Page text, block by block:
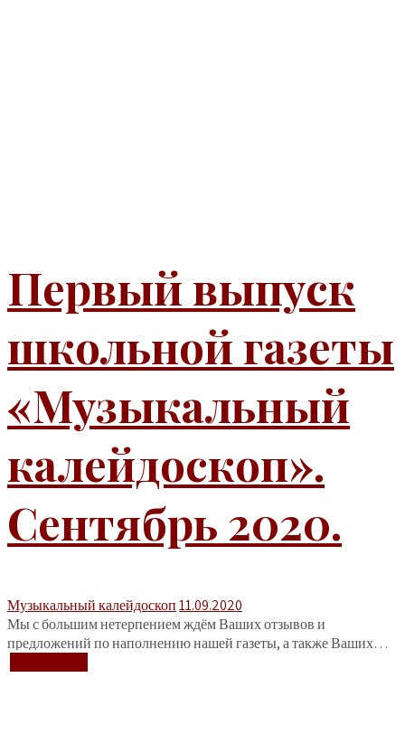
Первый выпуск
школьной газеты
«Музыкальный
калейдоскоп».
Сентябрь 2020.
Музыкальный калейдоскоп11.09.2020
Мы с большим нетерпением ждём Ваших отзывов и
предложений по наполнению нашей газеты, а также Ваших…